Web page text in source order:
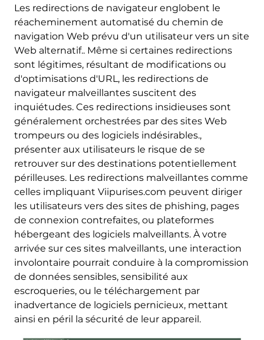
Les redirections de navigateur englobent le
réacheminement automatisé du chemin de
navigation Web prévu d'un utilisateur vers un site
Web alternatif.. Même si certaines redirections
sont légitimes, résultant de modifications ou
d'optimisations d'URL, les redirections de
navigateur malveillantes suscitent des
inquiétudes. Ces redirections insidieuses sont
généralement orchestrées par des sites Web
trompeurs ou des logiciels indésirables.,
présenter aux utilisateurs le risque de se
retrouver sur des destinations potentiellement
périlleuses. Les redirections malveillantes comme
celles impliquant Viipurises.com peuvent diriger
les utilisateurs vers des sites de phishing, pages
de connexion contrefaites, ou plateformes
hébergeant des logiciels malveillants. À votre
arrivée sur ces sites malveillants, une interaction
involontaire pourrait conduire à la compromission
de données sensibles, sensibilité aux
escroqueries, ou le téléchargement par
inadvertance de logiciels pernicieux, mettant
ainsi en péril la sécurité de leur appareil.